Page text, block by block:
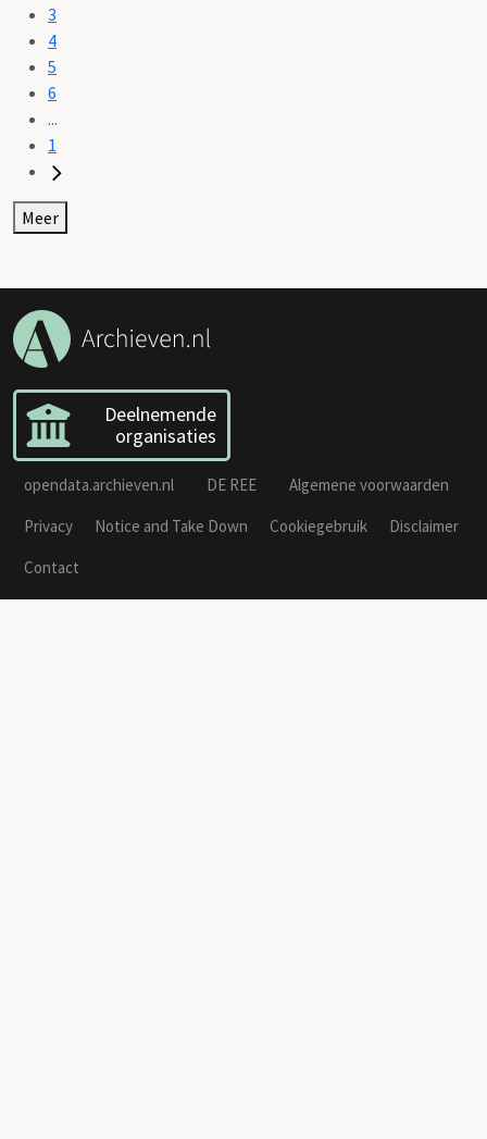
3
4
5
6
...
1
Meer
Deelnemende
organisaties
opendata.archieven.nl DE REE
Algemene voorwaarden
Privacy
Notice and Take Down Cookiegebruik
Disclaimer
Contact